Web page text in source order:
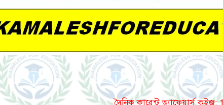
দৈনিক কারেন্ট অ্যাফেয়ার্স কুইজ: